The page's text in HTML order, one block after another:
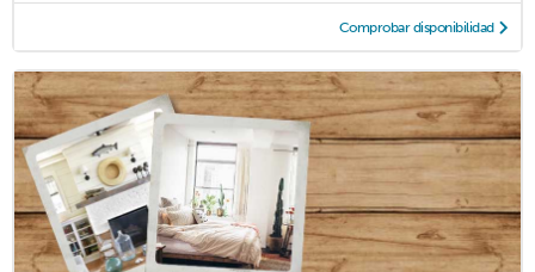
Comprobar disponibilidad